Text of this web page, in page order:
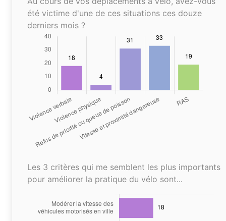
été victime d'une de ces situations ces douze
derniers mois ?
Les 3 critères qui me semblent les plus importants
pour améliorer la pratique du vélo sont...